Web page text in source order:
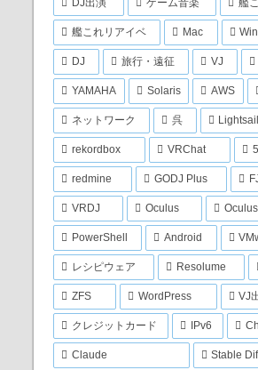
DJ出演 ゲーム音楽 艦
艦これリアイベ Mac
DJ 旅行・遠征 VJ
YAMAHA Solaris AWS
ネットワーク 呉 Lightsail
rekordbox VRChat
redmine GODJ Plus
VRDJ Oculus
PowerShell Android
レシピウェア Resolume
ZFS WordPress VJ
クレジットカード IPv6
Claude Stable